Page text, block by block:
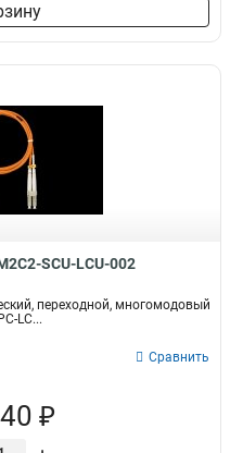
SCU-LCU-002
переходной, многомодовый
LC...
Сравнить
₽